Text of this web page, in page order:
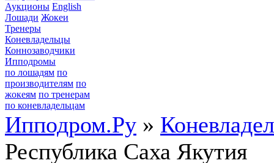
Аукционы English
Лошади Жокеи
Тренеры
Коневладельцы
Коннозаводчики
Ипподромы
по лошадям по
производителям по
жокеям по тренерам
по коневладельцам
Ипподром.Ру »
Республика Саха Якутия